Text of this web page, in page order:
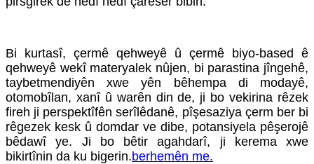
Bi kurtasî, çermê qehweyê û çermê biyo-based ê
qehweyê wekî materyalek nûjen, bi parastina jîngehê,
taybetmendiyên xwe yên bêhempa di modayê,
otomobîlan, xanî û warên din de, ji bo vekirina rêzek
fireh ji perspektîfên serîlêdanê, pîşesaziya çerm ber bi
rêgezek kesk û domdar ve dibe, potansiyela pêşerojê
bêdawî ye. Ji bo bêtir agahdarî, ji kerema xwe
bikirtînin da ku bigerin.berhemên me.